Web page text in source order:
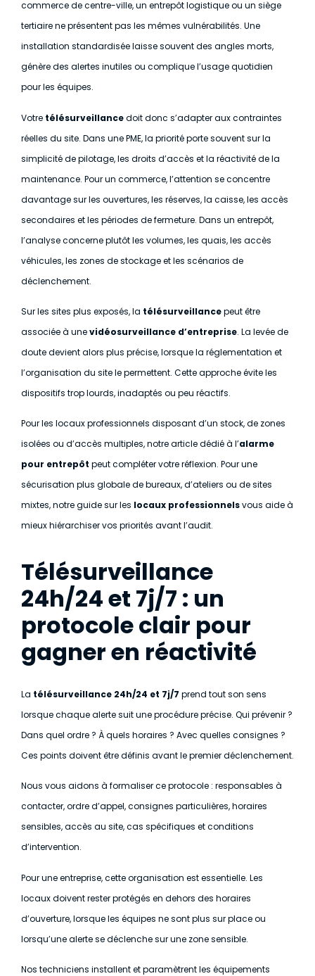
commerce de centre-ville, un entrepôt logistique ou un siège
tertiaire ne présentent pas les mêmes vulnérabilités. Une
installation standardisée laisse souvent des angles morts,
génère des alertes inutiles ou complique l’usage quotidien
pour les équipes.
Votre télésurveillancedoit donc s’adapter aux contraintes
réelles du site. Dans une PME, la priorité porte souvent sur la
simplicité de pilotage, les droits d’accès et la réactivité de la
maintenance. Pour un commerce, l’attention se concentre
davantage sur les ouvertures, les réserves, la caisse, les accès
secondaires et les périodes de fermeture. Dans un entrepôt,
l’analyse concerne plutôt les volumes, les quais, les accès
véhicules, les zones de stockage et les scénarios de
déclenchement.
Sur les sites plus exposés, la télésurveillancepeut être
associée à unevidéosurveillance d’entreprise. La levée de
doute devient alors plus précise, lorsque la réglementation et
l’organisation du site le permettent. Cette approche évite les
dispositifs trop lourds, inadaptés ou peu réactifs.
Pour les locaux professionnels disposant d’un stock, de zones
isolées ou d’accès multiples, notre article dédié à l’alarme
pour entrepôt peut compléter votre réflexion. Pour une
sécurisation plus globale de bureaux, d’ateliers ou de sites
mixtes, notre guide sur les locaux professionnelsvous aide à
mieux hiérarchiser vos priorités avant l’audit.
Télésurveillance
24h/24 et 7j/7 : un
protocole clair pour
gagner en réactivité
La télésurveillance 24h/24 et 7j/7 prend tout son sens
lorsque chaque alerte suit une procédure précise. Qui prévenir ?
Dans quel ordre ? À quels horaires ? Avec quelles consignes ?
Ces points doivent être définis avant le premier déclenchement.
Nous vous aidons à formaliser ce protocole : responsables à
contacter, ordre d’appel, consignes particulières, horaires
sensibles, accès au site, cas spécifiques et conditions
d’intervention.
Pour une entreprise, cette organisation est essentielle. Les
locaux doivent rester protégés en dehors des horaires
d’ouverture, lorsque les équipes ne sont plus sur place ou
lorsqu’une alerte se déclenche sur une zone sensible.
Nos techniciens installent et paramètrent les équipements